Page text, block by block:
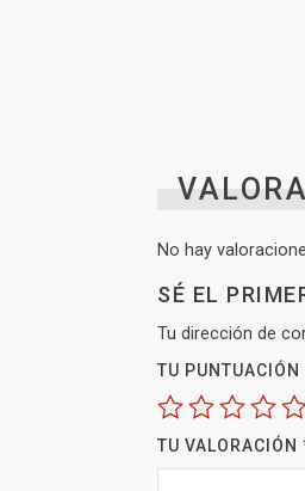
No hay
SÉ EL
Tu dirección de
TU PUNTUACIÓN
TU VALORACIÓN